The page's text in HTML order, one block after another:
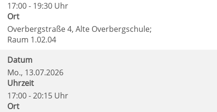
17:00 - 19:30 Uhr
Ort
Overbergstraße 4, Alte Overbergschule;
Raum 1.02.04
Datum
Mo., 13.07.2026
Uhrzeit
17:00 - 20:15 Uhr
Ort